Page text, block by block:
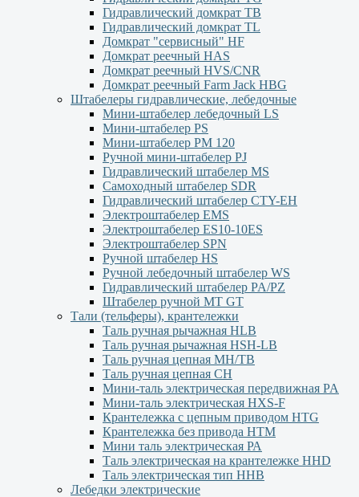
Гидравлический домкрат ТВ
Гидравлический домкрат TL
Домкрат "сервисный" НF
Домкрат реечный HAS
Домкрат реечный HVS/CNR
Домкрат реечный Farm Jack HBG
Штабелеры гидравлические, лебедочные
Мини-штабелер лебедочный LS
Мини-штабелер PS
Мини-штабелер РМ 120
Ручной мини-штабелер PJ
Гидравлический штабелер MS
Самоходный штабелер SDR
Гидравлический штабелер CTY-EH
Электроштабелер EMS
Электроштабелер ES10-10ES
Электроштабелер SPN
Ручной штабелер HS
Ручной лебедочный штабелер WS
Гидравлический штабелер PA/PZ
Штабелер ручной MT GT
Тали (тельферы), крантележки
Таль ручная рычажная HLB
Таль ручная рычажная HSH-LB
Таль ручная цепная MH/TB
Таль ручная цепная СН
Мини-таль электрическая передвижная PA
Мини-таль электрическая HXS-F
Крантележка с цепным приводом HTG
Крантележка без привода HTM
Мини таль электрическая РА
Таль электрическая на крантележке HHD
Таль электрическая тип HHB
Лебедки электрические